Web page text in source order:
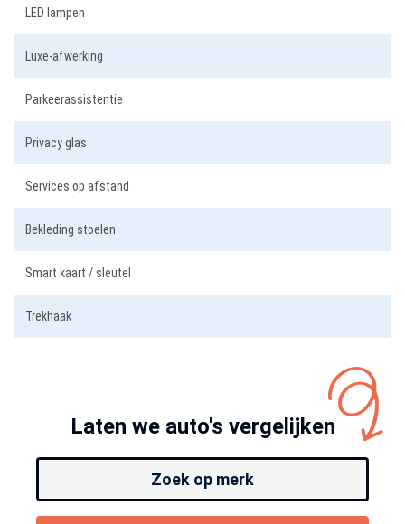
LED lampen
Luxe-afwerking
Parkeerassistentie
Privacy glas
Services op afstand
Bekleding stoelen
Smart kaart / sleutel
Trekhaak
Laten we auto's vergelijken
Zoek op merk